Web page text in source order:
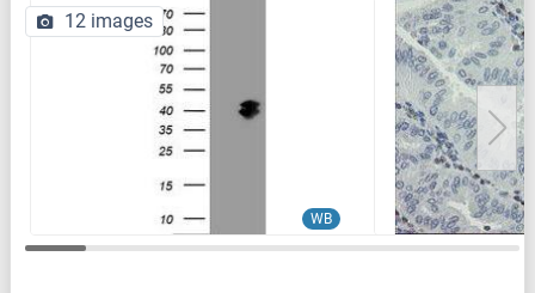
WB
12 images